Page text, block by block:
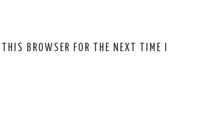
BROWSER FOR THE NEXT TIME I